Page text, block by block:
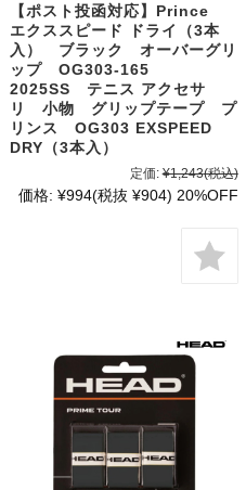
【ポスト投函対応】Prince
エクススピード ドライ（3本
入） ブラック オーバーグリ
ップ OG303-165
2025SS テニス アクセサ
リ 小物 グリップテープ プ
リンス OG303 EXSPEED
DRY（3本入）
定価: ¥1,243(税込)
価格: ¥994(税抜 ¥904) 20%OFF